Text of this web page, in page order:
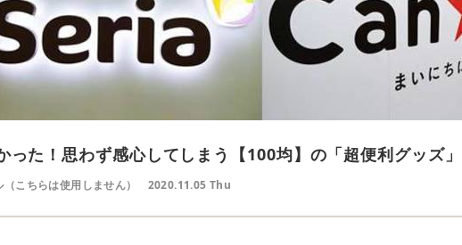
った！思わず感心してしまう【100均】の「超便利グッズ」
こちらは使用しません） 2020.11.05 Thu